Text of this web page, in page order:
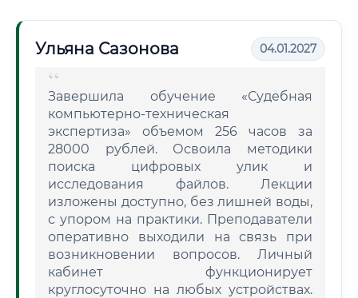
Ульяна Сазонова 04.01.2027
Завершила обучение «Судебная
компьютерно-техническая
экспертиза» объемом 256 часов за
28000 рублей. Освоила методики
поиска цифровых улик и
исследования файлов. Лекции
изложены доступно, без лишней воды,
с упором на практики. Преподаватели
оперативно выходили на связь при
возникновении вопросов. Личный
кабинет функционирует
круглосуточно на любых устройствах.